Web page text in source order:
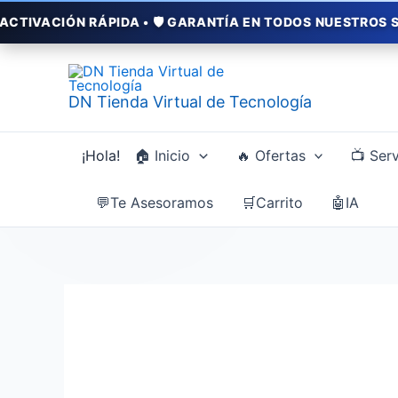
• 🛡️ GARANTÍA EN TODOS NUESTROS
DN Tienda Virtual de Tecnología
¡Hola! 🏠 Inicio 🔥 Ofertas 📺
💬Te Asesoramos 🛒Carrito 🤖IA